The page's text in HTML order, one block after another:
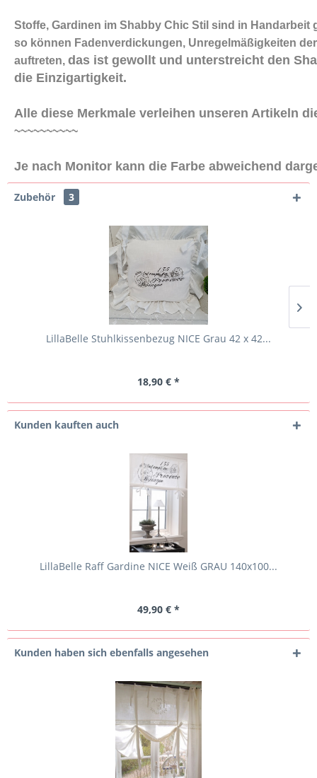
Stoffe, Gardinen im Shabby Chic Stil sind in Handarbeit
so können Fadenverdickungen, Unregelmäßigkeiten
auftreten, das ist gewollt und unterstreicht den
die Einzigartigkeit.
Alle diese Merkmale verleihen unseren Artikeln
~~~~~~~~~~
Je nach Monitor kann die Farbe abweichend
Zubehör 3
LillaBelle Stuhlkissenbezug NICE Grau 42 x 42...
18,90 € *
Kunden kauften auch
LillaBelle Raff Gardine NICE Weiß GRAU 140x100...
49,90 € *
Kunden haben sich ebenfalls angesehen